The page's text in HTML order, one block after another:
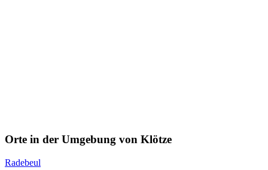
Orte in der Umgebung von Klötze
Radebeul